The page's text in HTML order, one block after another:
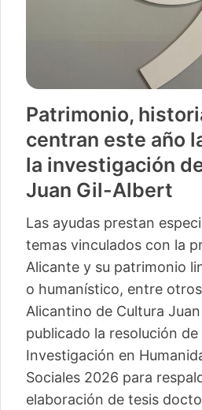
Patrimonio,
centran este año
la investigación
Juan Gil-Albert
Las ayudas prestan
temas vinculados con la
Alicante y su patrimonio
o humanístico, entre
Alicantino de Cultura
publicado la resolución de
Investigación en
Sociales 2026 para
elaboración de tesis